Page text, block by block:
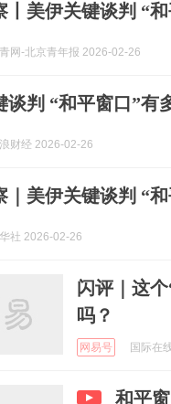
丨美伊关键谈判 “
网-北京青年报 2026-02-26
谈判 “和平窗口”有
财经 2026-02-26
｜美伊关键谈判 “
社 2026-02-26
闪评｜这
吗？
网易号 国际在
和平